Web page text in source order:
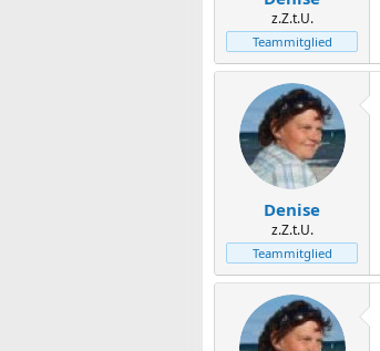
z.Z.t.U.
Teammitglied
Denise
z.Z.t.U.
Teammitglied